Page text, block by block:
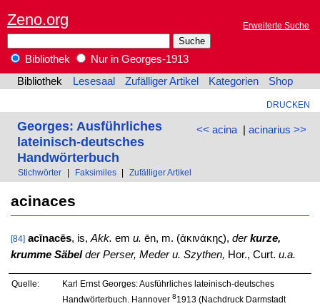
Zeno.org Erweiterte Suche
Bibliothek
Nur in Georges-1913
Bibliothek
Lesesaal Zufälliger Artikel Kategorien Shop
DRUCKEN
<< acina| acinarius >>
Georges: Ausführliches
lateinisch-deutsches
Handwörterbuch
Stichwörter Faksimiles Zufälliger Artikel
acinaces
[84] acīnacēs, is,Akk. em u. ēn, m. (ἀκινάκης), derkurze,
krumme Säbel der Perser, Meder u. Szythen, Hor., Curt. u.a.
Quelle:
Karl Ernst Georges: Ausführliches lateinisch-deutsches
Handwörterbuch. Hannover 81913 (Nachdruck Darmstadt